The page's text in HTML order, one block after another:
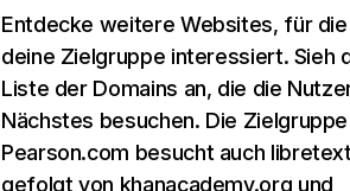
Entdecke weitere Websites, für
deine Zielgruppe interessiert. Sieh
Liste der Domains an, die die
Nächstes besuchen. Die
Pearson.com besucht auch
gefolgt von khanacademy.org und